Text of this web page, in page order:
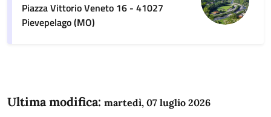
Piazza Vittorio Veneto 16 - 41027
Pievepelago (MO)
Ultima modifica: martedì, 07 luglio 2026